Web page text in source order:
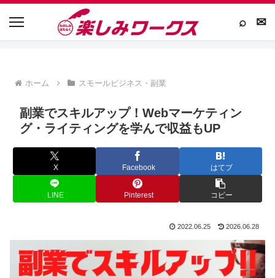
⌕ ✉
ホーム スモールビジネス・副業
副業でスキルアップ！Webマーケティン
グ・ライティングを学んで収益もUP
X Facebook はてブ
LINE Pinterest コピー
2022.06.25 2026.06.28